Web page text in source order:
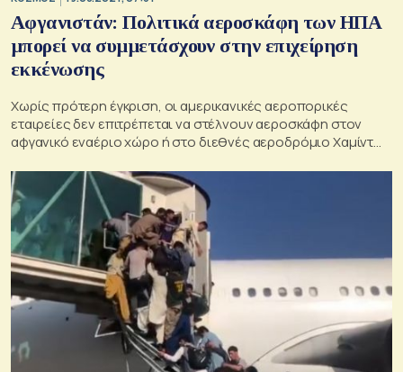
Αφγανιστάν: Πολιτικά αεροσκάφη των ΗΠΑ
μπορεί να συμμετάσχουν στην επιχείρηση
εκκένωσης
Χωρίς πρότερη έγκριση, οι αμερικανικές αεροπορικές
εταιρείες δεν επιτρέπεται να στέλνουν αεροσκάφη στον
αφγανικό εναέριο χώρο ή στο διεθνές αεροδρόμιο Χαμίντ